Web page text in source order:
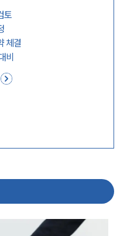
토
체결
비